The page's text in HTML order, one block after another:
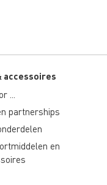
accessoires
...
partnerships
en